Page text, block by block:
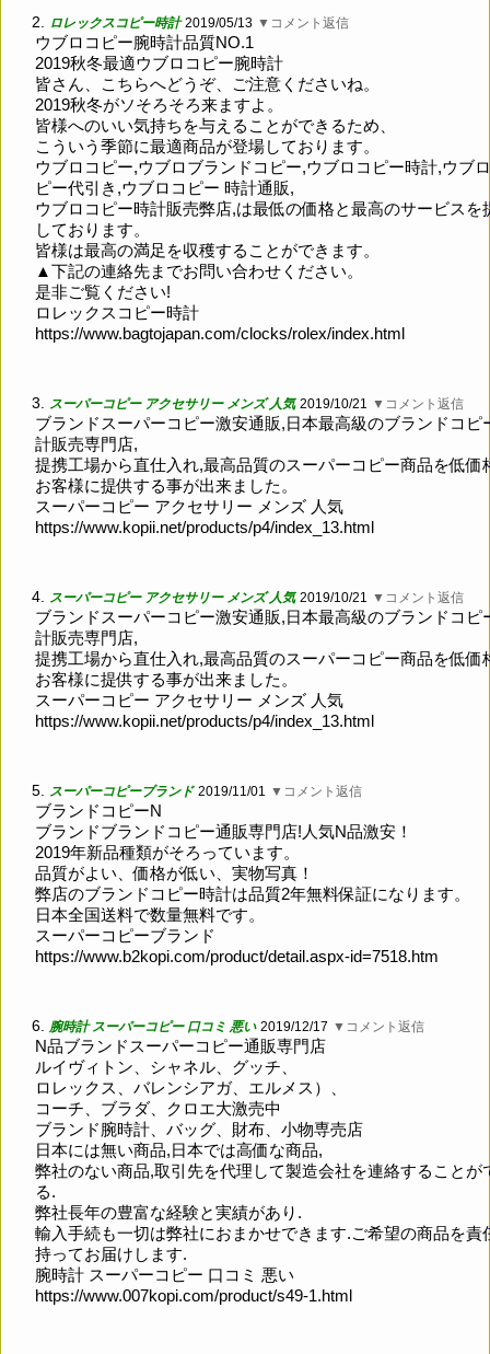
2. ロレックスコピー時計 2019/05/13 ▼コメント返信
ウブロコピー腕時計品質NO.1
2019秋冬最適ウブロコピー腕時計
皆さん、こちらへどうぞ、ご注意くださいね。
2019秋冬がソそろそろ来ますよ。
皆様へのいい気持ちを与えることができるため、
こういう季節に最適商品が登場しております。
ウブロコピー,ウブロブランドコピー,ウブロコピー時計,ウブ
ピー代引き,ウブロコピー 時計通販,
ウブロコピー時計販売弊店,は最低の価格と最高のサービスを
しております。
皆様は最高の満足を収穫することができます。
▲下記の連絡先までお問い合わせください。
是非ご覧ください!
ロレックスコピー時計
https://www.bagtojapan.com/clocks/rolex/index.html
3. スーパーコピー アクセサリー メンズ 人気 2019/10/21 ▼コメント返信
ブランドスーパーコピー激安通販,日本最高級のブランドコピ
計販売専門店,
提携工場から直仕入れ,最高品質のスーパーコピー商品を低価
お客様に提供する事が出来ました。
スーパーコピー アクセサリー メンズ 人気
https://www.kopii.net/products/p4/index_13.html
4. スーパーコピー アクセサリー メンズ 人気 2019/10/21 ▼コメント返信
ブランドスーパーコピー激安通販,日本最高級のブランドコピ
計販売専門店,
提携工場から直仕入れ,最高品質のスーパーコピー商品を低価
お客様に提供する事が出来ました。
スーパーコピー アクセサリー メンズ 人気
https://www.kopii.net/products/p4/index_13.html
5. スーパーコピーブランド 2019/11/01 ▼コメント返信
ブランドコピーN
ブランドブランドコピー通販専門店!人気N品激安！
2019年新品種類がそろっています。
品質がよい、価格が低い、実物写真！
弊店のブランドコピー時計は品質2年無料保証になります。
日本全国送料で数量無料です。
スーパーコピーブランド
https://www.b2kopi.com/product/detail.aspx-id=7518.htm
6. 腕時計 スーパーコピー 口コミ 悪い 2019/12/17 ▼コメント返信
N品ブランドスーパーコピー通販専門店
ルイヴィトン、シャネル、グッチ、
ロレックス、バレンシアガ、エルメス）、
コーチ、ブラダ、クロエ大激売中
ブランド腕時計、バッグ、財布、小物専売店
日本には無い商品,日本では高価な商品,
弊社のない商品,取引先を代理して製造会社を連絡することが
る.
弊社長年の豊富な経験と実績があり.
輸入手続も一切は弊社におまかせできます.ご希望の商品を責
持ってお届けします.
腕時計 スーパーコピー 口コミ 悪い
https://www.007kopi.com/product/s49-1.html